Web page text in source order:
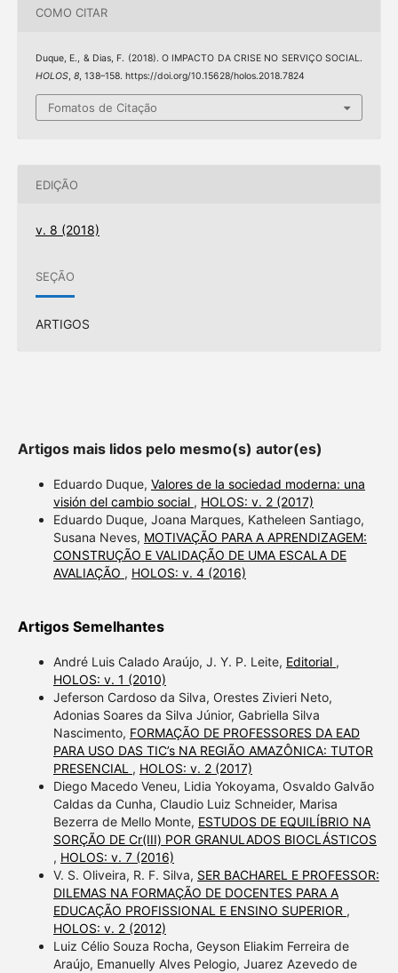
COMO CITAR
Duque, E., & Dias, F. (2018). O IMPACTO DA CRISE NO SERVIÇO SOCIAL.
HOLOS, 8, 138–158. https://doi.org/10.15628/holos.2018.7824
Fomatos de Citação
EDIÇÃO
v. 8 (2018)
SEÇÃO
ARTIGOS
Artigos mais lidos pelo mesmo(s) autor(es)
Eduardo Duque, Valores de la sociedad moderna: una
visión del cambio social , HOLOS: v. 2 (2017)
Eduardo Duque, Joana Marques, Katheleen Santiago,
Susana Neves, MOTIVAÇÃO PARA A APRENDIZAGEM:
CONSTRUÇÃO E VALIDAÇÃO DE UMA ESCALA DE
AVALIAÇÃO , HOLOS: v. 4 (2016)
Artigos Semelhantes
André Luis Calado Araújo, J. Y. P. Leite, Editorial ,
HOLOS: v. 1 (2010)
Jeferson Cardoso da Silva, Orestes Zivieri Neto,
Adonias Soares da Silva Júnior, Gabriella Silva
Nascimento, FORMAÇÃO DE PROFESSORES DA EAD
PARA USO DAS TIC’s NA REGIÃO AMAZÔNICA: TUTOR
PRESENCIAL , HOLOS: v. 2 (2017)
Diego Macedo Veneu, Lidia Yokoyama, Osvaldo Galvão
Caldas da Cunha, Claudio Luiz Schneider, Marisa
Bezerra de Mello Monte, ESTUDOS DE EQUILÍBRIO NA
SORÇÃO DE Cr(III) POR GRANULADOS BIOCLÁSTICOS
, HOLOS: v. 7 (2016)
V. S. Oliveira, R. F. Silva, SER BACHAREL E PROFESSOR:
DILEMAS NA FORMAÇÃO DE DOCENTES PARA A
EDUCAÇÃO PROFISSIONAL E ENSINO SUPERIOR ,
HOLOS: v. 2 (2012)
Luiz Célio Souza Rocha, Geyson Eliakim Ferreira de
Araújo, Emanuelly Alves Pelogio, Juarez Azevedo de